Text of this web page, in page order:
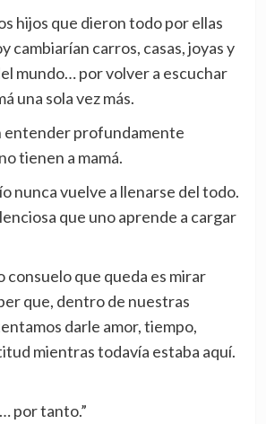
hijos que dieron todo por ellas
cambiarían carros, casas, joyas y
mundo… por volver a escuchar
una sola vez más.
entender profundamente
tienen a mamá.
nunca vuelve a llenarse del todo.
que uno aprende a cargar
consuelo que queda es mirar
que, dentro de nuestras
darle amor, tiempo,
mientras todavía estaba aquí.
por tanto.”